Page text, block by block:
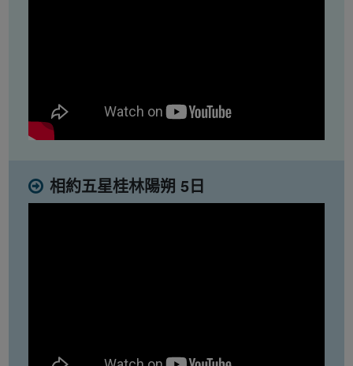
相約五星桂林陽朔 5日